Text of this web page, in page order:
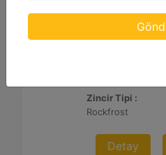
Standart Bom
48 inç - 1219 mm
Zincir Tipi :
Rockfrost
Detay